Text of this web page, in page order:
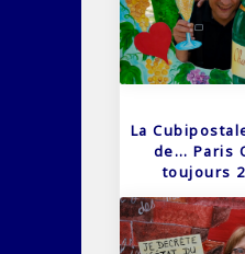
La
de… Paris
toujours